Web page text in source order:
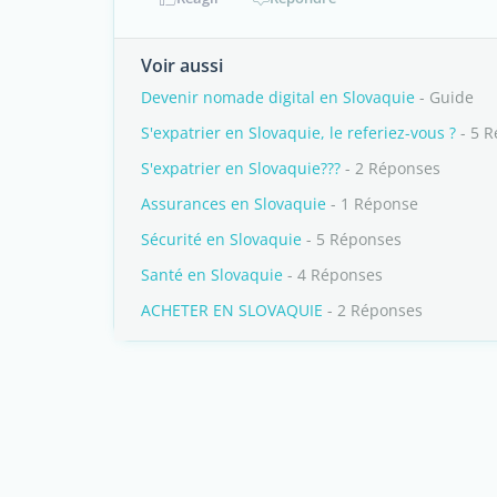
Voir aussi
Devenir nomade digital en Slovaquie - Guide
S'expatrier en Slovaquie, le referiez-vous ? - 5
S'expatrier en Slovaquie??? - 2 Réponses
Assurances en Slovaquie - 1 Réponse
Sécurité en Slovaquie - 5 Réponses
Santé en Slovaquie - 4 Réponses
ACHETER EN SLOVAQUIE - 2 Réponses